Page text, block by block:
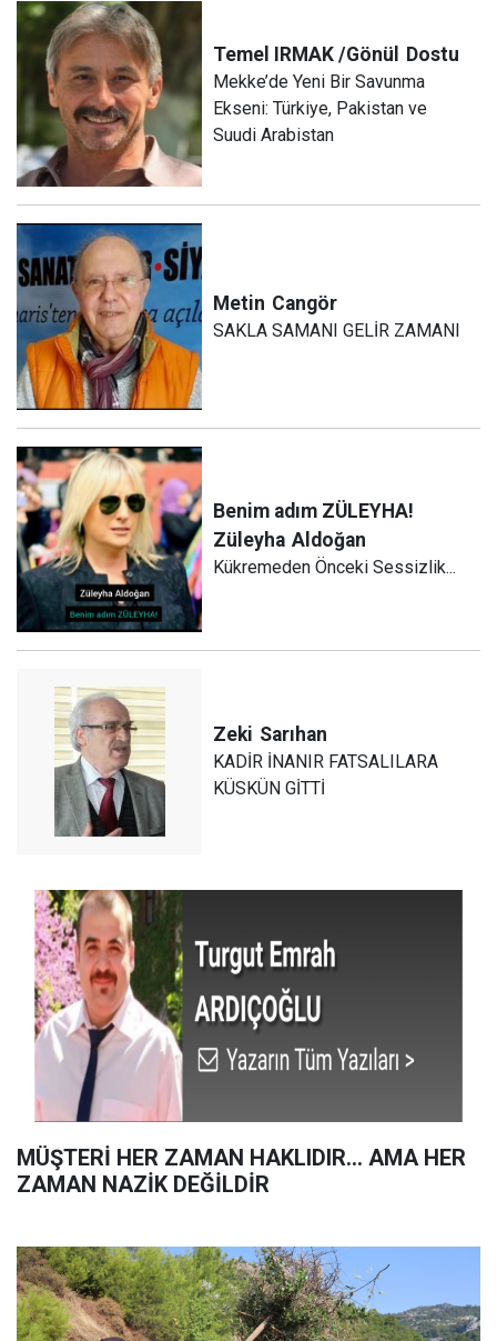
Temel IRMAK /Gönül Dostu
Mekke’de Yeni Bir Savunma
Ekseni: Türkiye, Pakistan ve
Suudi Arabistan
Metin Cangör
SAKLA SAMANI GELİR ZAMANI
Benim adım ZÜLEYHA!
Züleyha Aldoğan
Kükremeden Önceki Sessizlik...
Zeki Sarıhan
KADİR İNANIR FATSALILARA
KÜSKÜN GİTTİ
MÜŞTERİ HER ZAMAN HAKLIDIR… AMA HER
ZAMAN NAZİK DEĞİLDİR